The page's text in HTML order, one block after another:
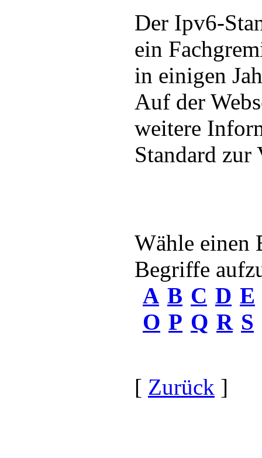
Der Ipv6-
ein
in einigen
Auf der
weitere
Standard zur
Wähle einen
Begriffe
A B C D E
O P Q R S
[ Zurück ]